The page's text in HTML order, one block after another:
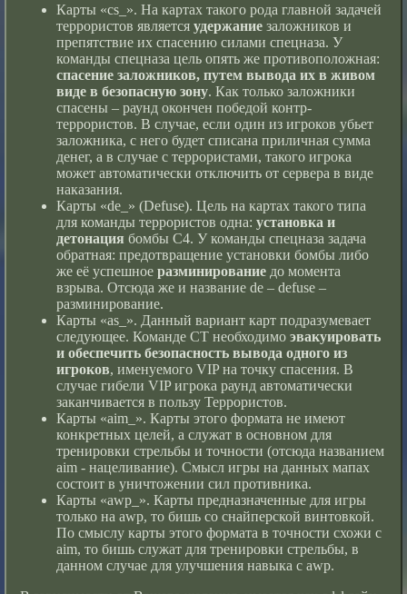
Карты «cs_». На картах такого рода главной задачей
террористов являетсяудержание заложников и
препятствие их спасению силами спецназа. У
команды спецназа цель опять же противоположная:
спасение заложников, путем вывода их в живом
виде в безопасную зону. Как только заложники
спасены – раунд окончен победой контр-
террористов. В случае, если один из игроков убьет
заложника, с него будет списана приличная сумма
денег, а в случае с террористами, такого игрока
может автоматически отключить от сервера в виде
наказания.
Карты «de_» (Defuse). Цель на картах такого типа
для команды террористов одна:установка и
детонация бомбы C4. У команды спецназа задача
обратная: предотвращение установки бомбы либо
же её успешноеразминирование до момента
взрыва. Отсюда же и название de – defuse –
разминирование.
Карты «as_». Данный вариант карт подразумевает
следующее. Команде CT необходимоэвакуировать
и обеспечить безопасность вывода одного из
игроков, именуемого VIP на точку спасения. В
случае гибели VIP игрока раунд автоматически
заканчивается в пользу Террористов.
Карты «aim_». Карты этого формата не имеют
конкретных целей, а служат в основном для
тренировки стрельбы и точности (отсюда названием
aim - нацеливание). Смысл игры на данных мапах
состоит в уничтожении сил противника.
Карты «awp_». Карты предназначенные для игры
только на awp, то бишь со снайперской винтовкой.
По смыслу карты этого формата в точности схожи с
aim, то бишь служат для тренировки стрельбы, в
данном случае для улучшения навыка с awp.